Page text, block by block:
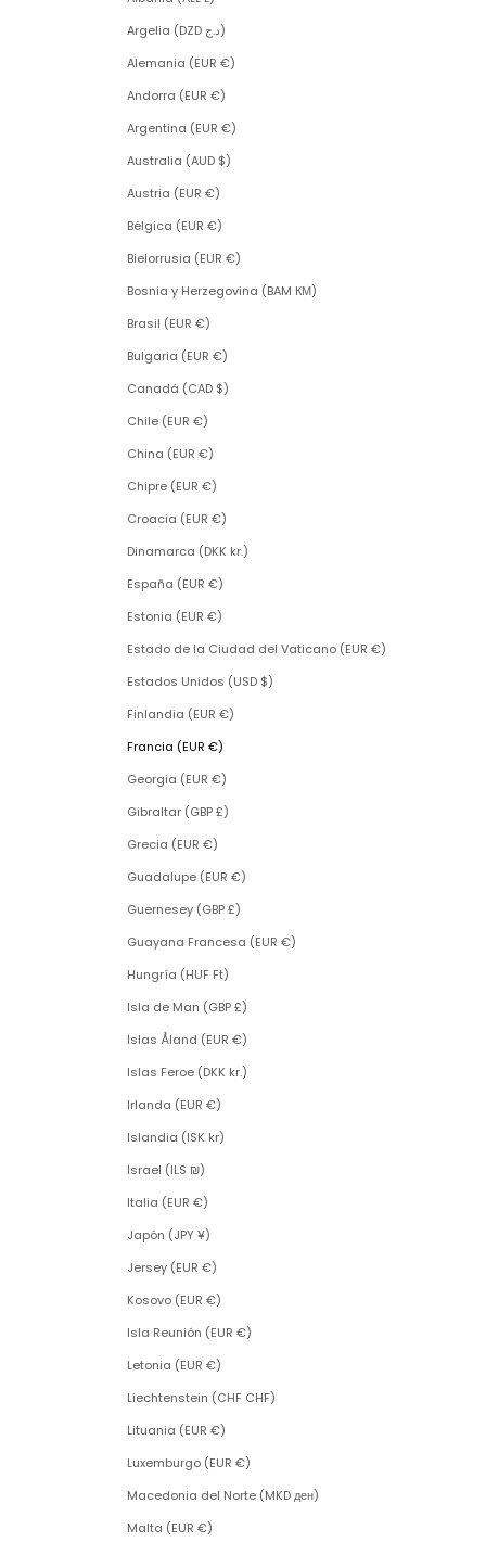
Argelia (DZD د.ج)
Alemania (EUR €)
Andorra (EUR €)
Argentina (EUR €)
Australia (AUD $)
Austria (EUR €)
Bélgica (EUR €)
Bielorrusia (EUR €)
Bosnia y Herzegovina (BAM КМ)
Brasil (EUR €)
Bulgaria (EUR €)
Canadá (CAD $)
Chile (EUR €)
China (EUR €)
Chipre (EUR €)
Croacia (EUR €)
Dinamarca (DKK kr.)
España (EUR €)
Estonia (EUR €)
Estado de la Ciudad del Vaticano (EUR €)
Estados Unidos (USD $)
Finlandia (EUR €)
Francia (EUR €)
Georgia (EUR €)
Gibraltar (GBP £)
Grecia (EUR €)
Guadalupe (EUR €)
Guernesey (GBP £)
Guayana Francesa (EUR €)
Hungría (HUF Ft)
Isla de Man (GBP £)
Islas Åland (EUR €)
Islas Feroe (DKK kr.)
Irlanda (EUR €)
Islandia (ISK kr)
Israel (ILS ₪)
Italia (EUR €)
Japón (JPY ¥)
Jersey (EUR €)
Kosovo (EUR €)
Isla Reunión (EUR €)
Letonia (EUR €)
Liechtenstein (CHF CHF)
Lituania (EUR €)
Luxemburgo (EUR €)
Macedonia del Norte (MKD ден)
Malta (EUR €)